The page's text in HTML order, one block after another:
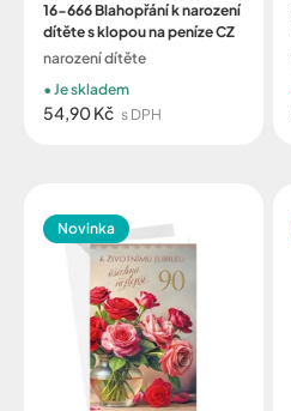
16-666 Blahopřání k narození
dítěte s klopou na peníze CZ
narození dítěte
54,90 Kč s DPH
Je skladem
Novinka